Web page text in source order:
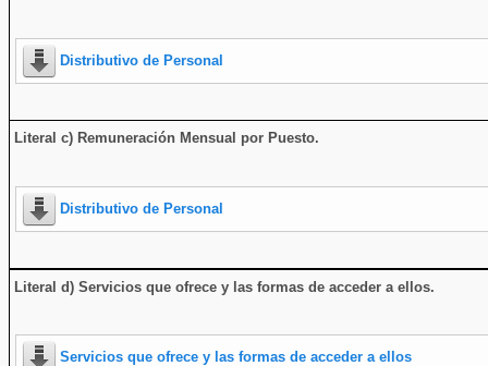
Distributivo de Personal
Literal c) Remuneración Mensual por Puesto.
Distributivo de Personal
Literal d) Servicios que ofrece y las formas de acceder a ellos.
Servicios que ofrece y las formas de acceder a ellos